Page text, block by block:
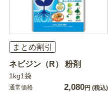
まとめ割引
ネビジン（R） 粉剤
1kg1袋
通常価格 2,080円 (税込)